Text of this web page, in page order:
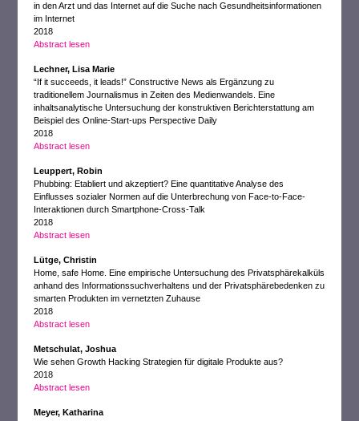
in den Arzt und das Internet auf die Suche nach Gesundheitsinformationen
im Internet
2018
Abstract lesen
Lechner, Lisa Marie
“If it succeeds, it leads!” Constructive News als Ergänzung zu
traditionellem Journalismus in Zeiten des Medienwandels. Eine
inhaltsanalytische Untersuchung der konstruktiven Berichterstattung am
Beispiel des Online-Start-ups Perspective Daily
2018
Abstract lesen
Leuppert, Robin
Phubbing: Etabliert und akzeptiert? Eine quantitative Analyse des
Einflusses sozialer Normen auf die Unterbrechung von Face-to-Face-
Interaktionen durch Smartphone-Cross-Talk
2018
Abstract lesen
Lütge, Christin
Home, safe Home. Eine empirische Untersuchung des Privatsphärekalküls
anhand des Informationssuchverhaltens und der Privatsphärebedenken zu
smarten Produkten im vernetzten Zuhause
2018
Abstract lesen
Metschulat, Joshua
Wie sehen Growth Hacking Strategien für digitale Produkte aus?
2018
Abstract lesen
Meyer, Katharina